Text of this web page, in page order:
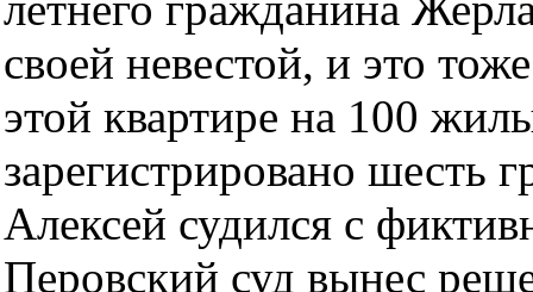
своей невестой, и это
этой квартире на 100
зарегистрировано шесть
Алексей судился с
Перовский суд вынес